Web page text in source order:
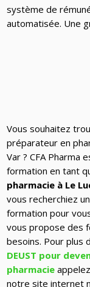
système de
automatisée. Une
Vous souhaitez
préparateur en
Var ? CFA Pharma
formation en tant
pharmacie à Le
vous recherchiez
formation pour
vous propose des
besoins. Pour plus
DEUST pour
pharmacie
notre site internet